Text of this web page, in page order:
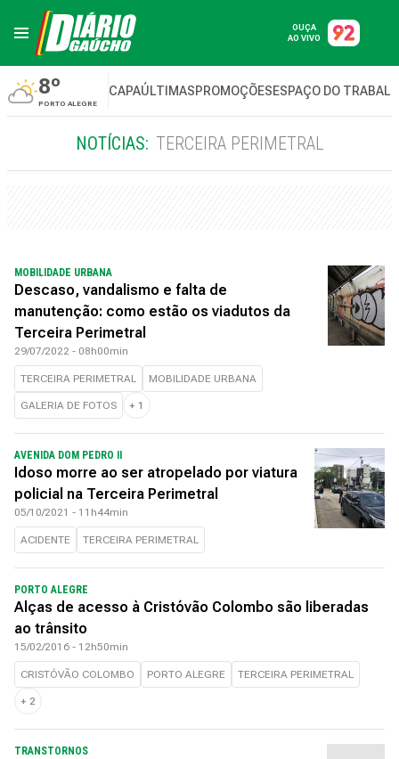
OUÇA
AO VIVO
8º
PORTO ALEGRE
CAPAÚLTIMASPROMOÇÕESESPAÇO DO
NOTÍCIAS: TERCEIRA PERIMETRAL
MOBILIDADE URBANA
Descaso, vandalismo e falta de
manutenção: como estão os viadutos da
Terceira Perimetral
29/07/2022 - 08h00min
TERCEIRA PERIMETRAL MOBILIDADE URBANA
GALERIA DE FOTOS + 1
AVENIDA DOM PEDRO II
Idoso morre ao ser atropelado por viatura
policial na Terceira Perimetral
05/10/2021 - 11h44min
ACIDENTE TERCEIRA PERIMETRAL
PORTO ALEGRE
Alças de acesso à Cristóvão Colombo são liberadas
ao trânsito
15/02/2016 - 12h50min
CRISTÓVÃO COLOMBO PORTO ALEGRE TERCEIRA PERIMETRAL
+ 2
TRANSTORNOS